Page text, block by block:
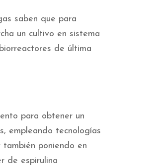
saben que para
un cultivo en sistema
de última
para obtener un
empleando tecnologías
poniendo en
de espirulina